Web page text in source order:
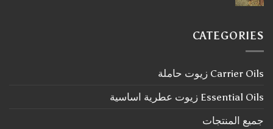
في
مطبخك
اليانسون
النجمي
علبة
المكياج
CATEGORIES
Carrier Oils زيوت حاملة
Essential Oils زيوت عطرية اساسية
جميع المنتجات